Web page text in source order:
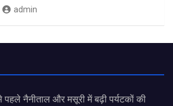
admin
पहले नैनीताल और मसूरी में बढ़ी पर्यटकों की